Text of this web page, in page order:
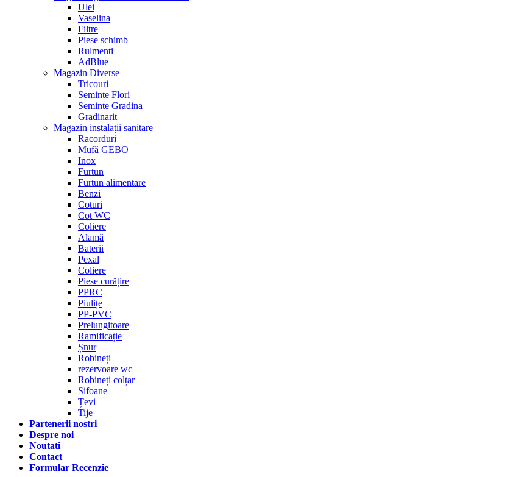
Ulei
Vaselina
Filtre
Piese schimb
Rulmenti
AdBlue
Magazin Diverse
Tricouri
Seminte Flori
Seminte Gradina
Gradinarit
Magazin instalații sanitare
Racorduri
Mufă GEBO
Inox
Furtun
Furtun alimentare
Benzi
Coturi
Cot WC
Coliere
Alamă
Baterii
Pexal
Coliere
Piese curățire
PPRC
Piulițe
PP-PVC
Prelungitoare
Ramificație
Șnur
Robineți
rezervoare wc
Robineți colțar
Sifoane
Țevi
Tije
Partenerii nostri
Despre noi
Noutati
Contact
Formular Recenzie